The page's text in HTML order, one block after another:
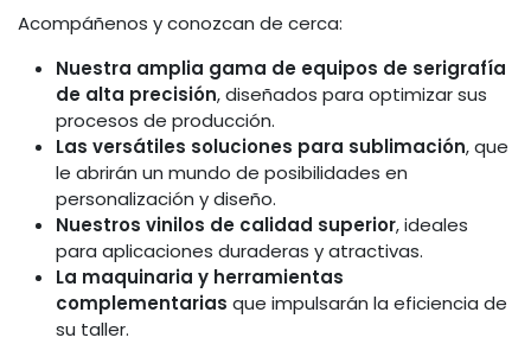
Acompáñenos y conozcan de cerca:
Nuestra amplia gama de equipos de serigrafía
de alta precisión, diseñados para optimizar sus
procesos de producción.
Las versátiles soluciones para sublimación, que
le abrirán un mundo de posibilidades en
personalización y diseño.
Nuestros vinilos de calidad superior, ideales
para aplicaciones duraderas y atractivas.
La maquinaria y herramientas
complementarias que impulsarán la eficiencia de
su taller.